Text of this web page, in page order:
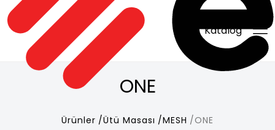
Katalog
ONE
Ürünler Ütü Masası MESH ONE